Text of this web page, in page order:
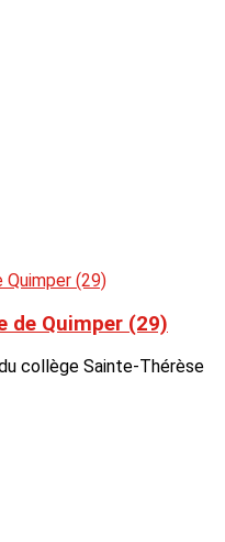
de Quimper (29)
collège Sainte-Thérèse